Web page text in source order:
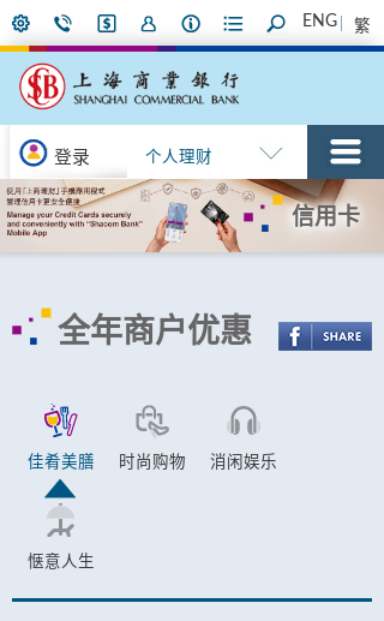
ENG 繁
登录 个人理财
信用卡
全年商户优惠
佳肴美膳 时尚购物 消闲娱乐
惬意人生